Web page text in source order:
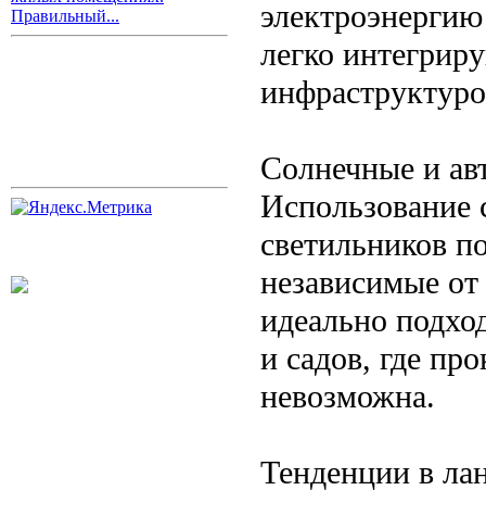
Правильный...
легко
Солнечные и
Использование
светильников
независимые
идеально
и садов, где
невозможна.
Тенденции в